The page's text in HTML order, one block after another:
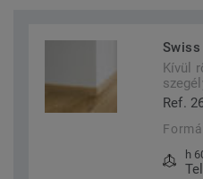
Swiss
Kívül
Ref.
h